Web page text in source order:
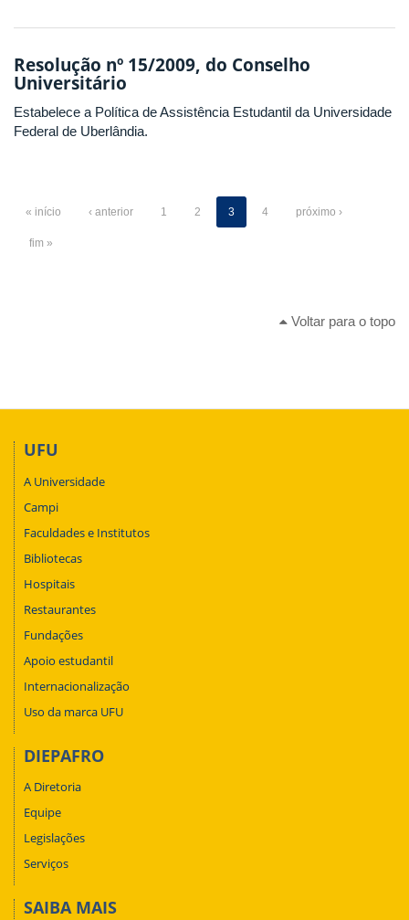
Resolução nº 15/2009, do Conselho
Universitário
Estabelece a Política de Assistência Estudantil da Universidade
Federal de Uberlândia.
« início ‹ anterior 1 2 3 4 próximo ›
fim »
Voltar para o topo
UFU
A Universidade
Campi
Faculdades e Institutos
Bibliotecas
Hospitais
Restaurantes
Fundações
Apoio estudantil
Internacionalização
Uso da marca UFU
DIEPAFRO
A Diretoria
Equipe
Legislações
Serviços
SAIBA MAIS